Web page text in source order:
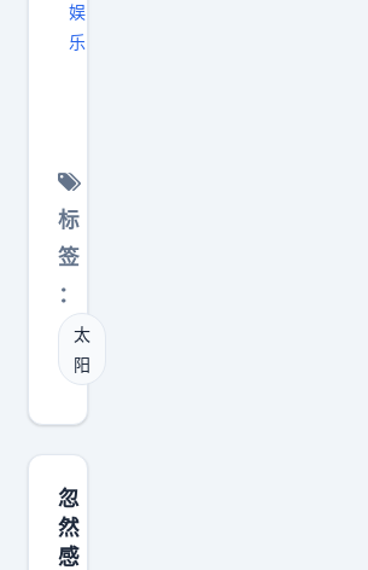
娱
乐
太
精
彩
阳
藏
猫
标
签
：
太
阳
忽
然
感